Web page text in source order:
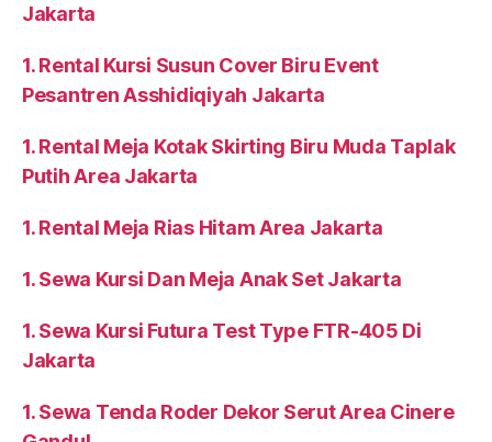
Jakarta
1. Rental Kursi Susun Cover Biru Event
Pesantren Asshidiqiyah Jakarta
1. Rental Meja Kotak Skirting Biru Muda Taplak
Putih Area Jakarta
1. Rental Meja Rias Hitam Area Jakarta
1. Sewa Kursi Dan Meja Anak Set Jakarta
1. Sewa Kursi Futura Test Type FTR-405 Di
Jakarta
1. Sewa Tenda Roder Dekor Serut Area Cinere